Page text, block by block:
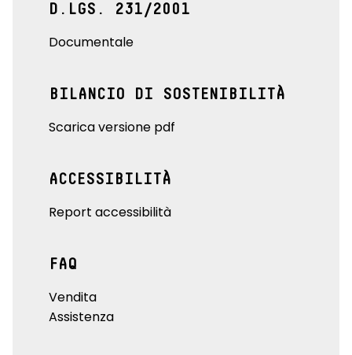
D.LGS. 231/2001
Documentale
BILANCIO DI SOSTENIBILITÀ
Scarica versione pdf
ACCESSIBILITÀ
Report accessibilità
FAQ
Vendita
Assistenza